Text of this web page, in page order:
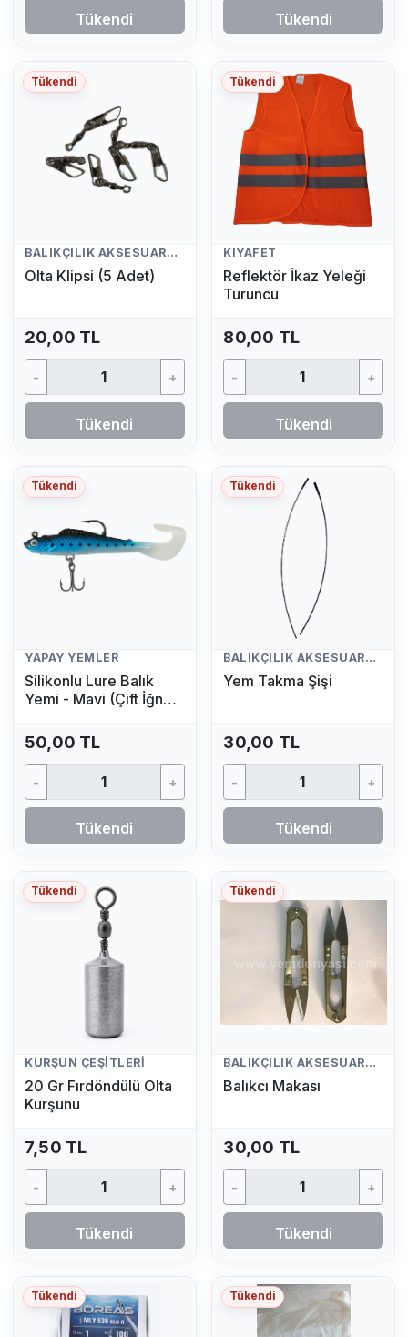
Tükendi Tükendi
Tükendi
BALIKÇILIK AKSESUARLARI
Olta Klipsi (5 Adet)
20,00 TL
- +
Tükendi
Tükendi
KIYAFET
Reflektör İkaz Yeleği
Turuncu
80,00 TL
- +
Tükendi
Tükendi
YAPAY YEMLER
Silikonlu Lure Balık
Yemi - Mavi (Çift İğneli,
50,00 TL
- +
Tükendi
Tükendi
BALIKÇILIK AKSESUARLARI
Yem Takma Şişi
30,00 TL
- +
Tükendi
Tükendi
KURŞUN ÇEŞITLERI
20 Gr Fırdöndülü Olta
Kurşunu
7,50 TL
- +
Tükendi
Tükendi
BALIKÇILIK AKSESUARLARI
Balıkcı Makası
30,00 TL
- +
Tükendi
Tükendi Tükendi